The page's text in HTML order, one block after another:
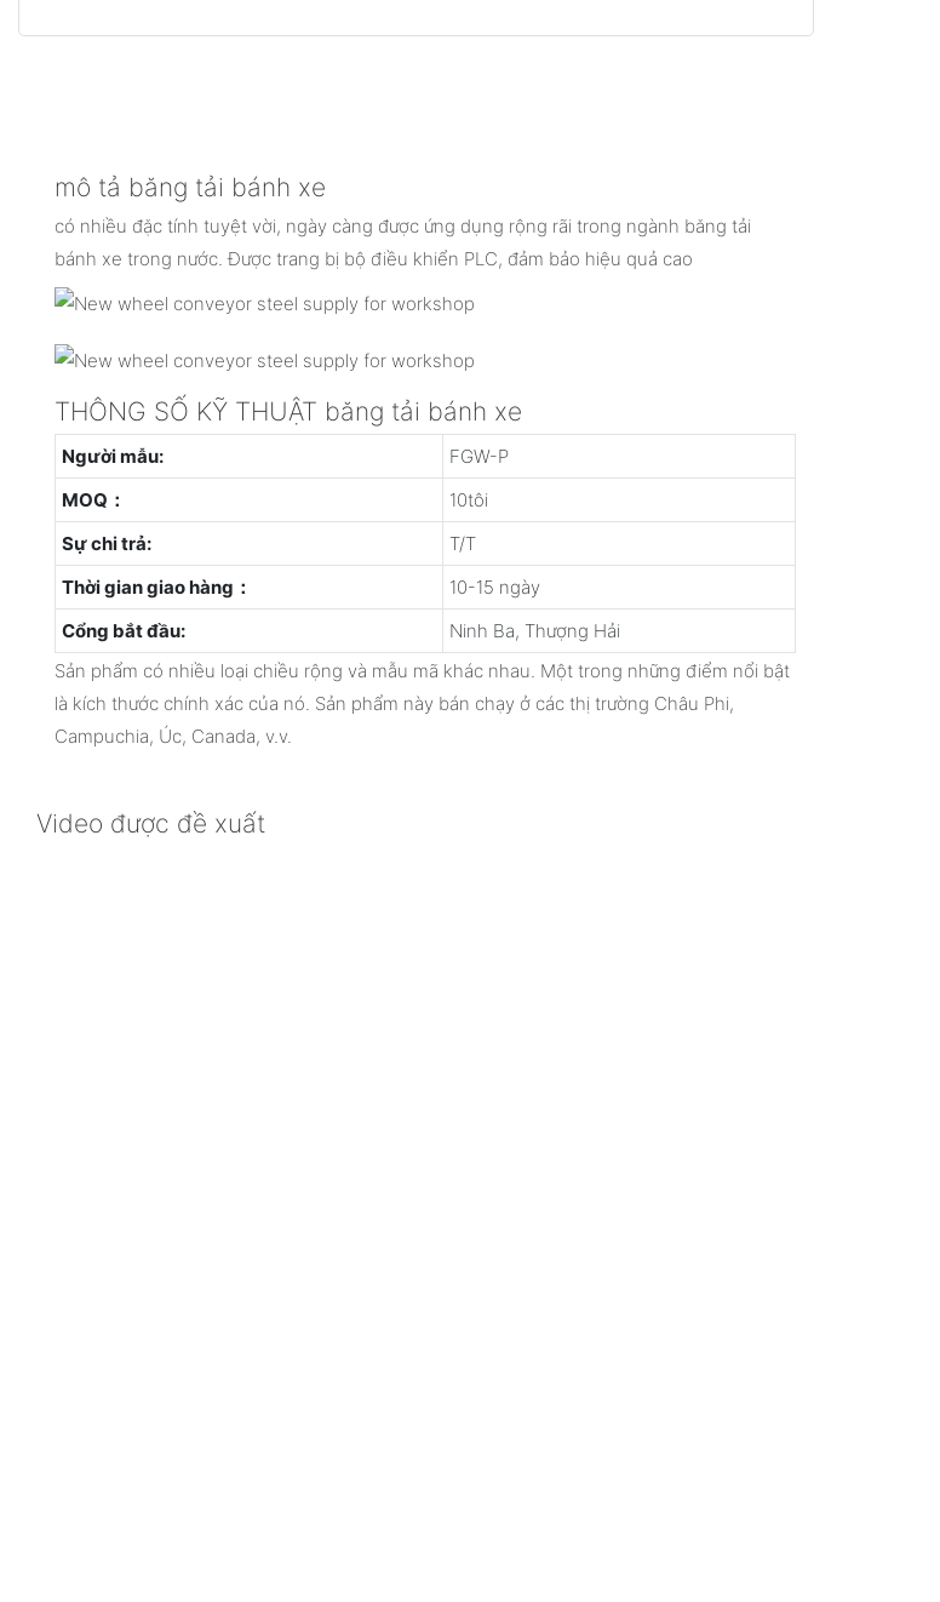
mô tả băng tải bánh xe
có nhiều đặc tính tuyệt vời, ngày càng được ứng dụng rộng rãi trong ngành băng tải
bánh xe trong nước. Được trang bị bộ điều khiển PLC, đảm bảo hiệu quả cao
THÔNG SỐ KỸ THUẬT băng tải bánh xe
Người mẫu:
FGW-P
MOQ：
10tôi
Sự chi trả:
T/T
Thời gian giao hàng：
10-15 ngày
Cổng bắt đầu:
Ninh Ba, Thượng Hải
Sản phẩm có nhiều loại chiều rộng và mẫu mã khác nhau. Một trong những điểm nổi bật
là kích thước chính xác của nó. Sản phẩm này bán chạy ở các thị trường Châu Phi,
Campuchia, Úc, Canada, v.v.
Video được đề xuất